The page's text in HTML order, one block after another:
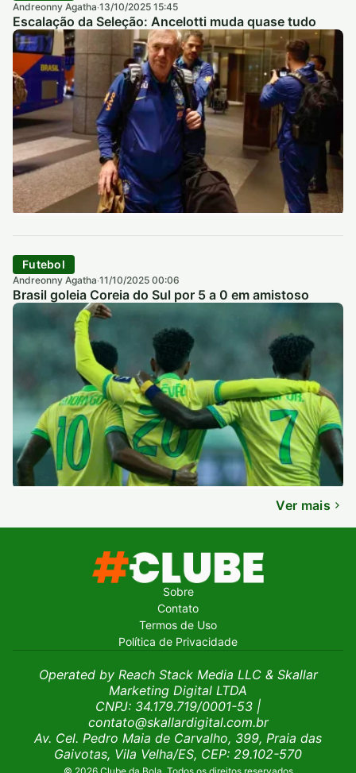
Andreonny Agatha·13/10/2025 15:45
Escalação da Seleção: Ancelotti muda quase tudo
Futebol
Andreonny Agatha·11/10/2025 00:06
Brasil goleia Coreia do Sul por 5 a 0 em amistoso
Ver mais
Sobre
Contato
Termos de Uso
Política de Privacidade
Operated by Reach Stack Media LLC & Skallar
Marketing Digital LTDA
CNPJ: 34.179.719/0001-53 |
contato@skallardigital.com.br
Av. Cel. Pedro Maia de Carvalho, 399, Praia das
Gaivotas, Vila Velha/ES, CEP: 29.102-570